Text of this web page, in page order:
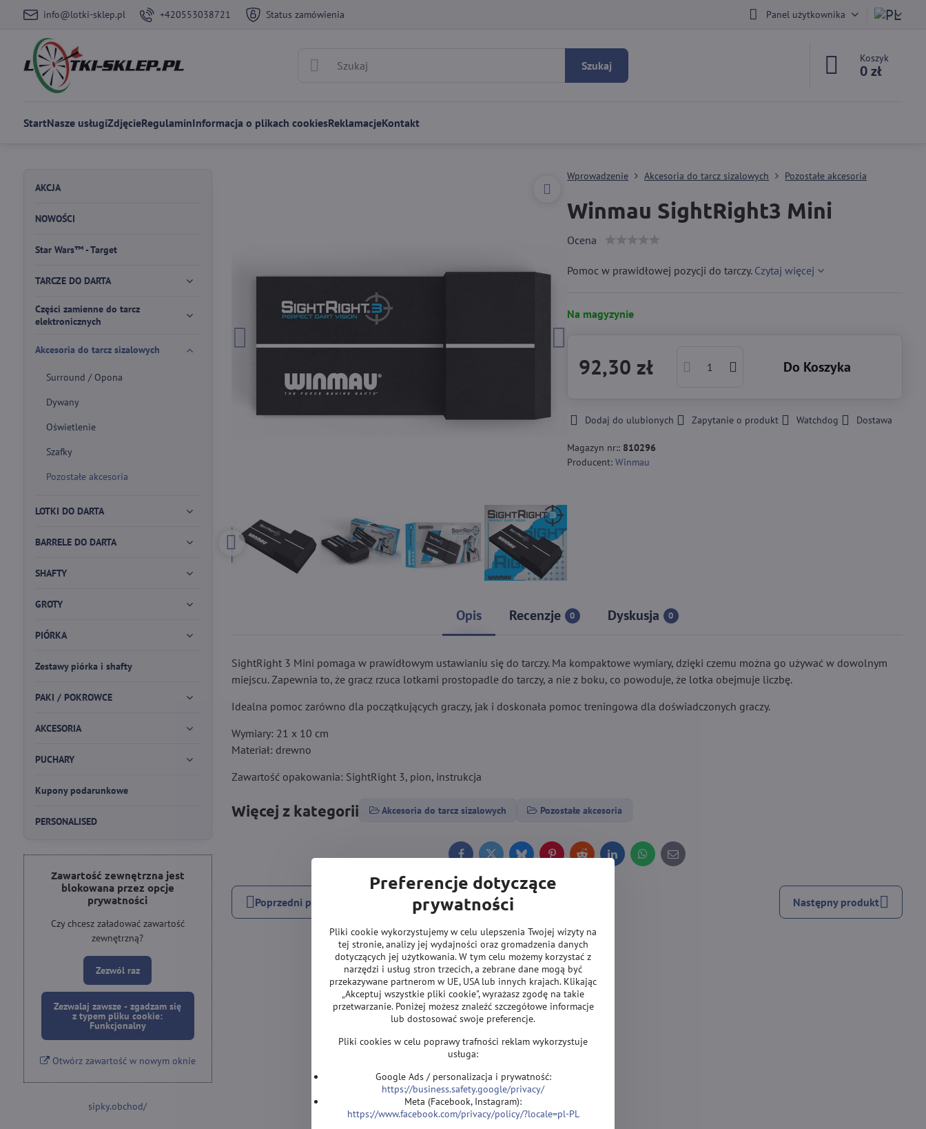
info@lotki-sklep.pl +420553038721 Status zamówienia Panel użytkownika
Szukaj
Koszyk
0 zł
StartNasze usługiZdjęcieRegulaminInformacja o plikach cookiesReklamacjeKontakt
Wprowadzenie Akcesoria do tarcz sizalowych Pozostałe akcesoria
Winmau SightRight3 Mini
Ocena
Pomoc w prawidłowej pozycji do tarczy. Czytaj więcej
Na magyzynie
92,30 zł Do Koszyka
Dodaj do ulubionych Zapytanie o produkt Watchdog Dostawa
Magazyn nr:: 810296
Producent:Winmau
Opis Recenzje 0 Dyskusja 0
SightRight 3 Mini pomaga w prawidłowym ustawianiu się do tarczy. Ma kompaktowe wymiary, dzięki czemu można go używać w dowolnym
miejscu. Zapewnia to, że gracz rzuca lotkami prostopadle do tarczy, a nie z boku, co powoduje, że lotka obejmuje liczbę.
Idealna pomoc zarówno dla początkujących graczy, jak i doskonała pomoc treningowa dla doświadczonych graczy.
Wymiary: 21 x 10 cm
Materiał: drewno
Zawartość opakowania: SightRight 3, pion, instrukcja
Więcej z kategorii Akcesoria do tarcz sizalowych Pozostałe akcesoria
FacebookTwitterBlueskyPinterestRedditLinkedInWhatsApp
E-
mail
Poprzedni produkt Następny produkt
AKCJA
NOWOŚCI
Star Wars™ - Target
TARCZE DO DARTA
Części zamienne do tarcz
elektronicznych
Akcesoria do tarcz sizalowych
Surround / Opona
Dywany
Oświetlenie
Szafky
Pozostałe akcesoria
LOTKI DO DARTA
BARRELE DO DARTA
SHAFTY
GROTY
PIÓRKA
Zestawy piórka i shafty
PAKI / POKROWCE
AKCESORIA
PUCHARY
Kupony podarunkowe
PERSONALISED
Zawartość zewnętrzna jest
blokowana przez opcje
prywatności
Czy chcesz załadować zawartość
zewnętrzną?
Zezwól raz
Zezwalaj zawsze - zgadzam się
z typem pliku cookie:
Funkcjonalny
Otwórz zawartość w nowym oknie
sipky.obchod/
Preferencje dotyczące
prywatności
Pliki cookie wykorzystujemy w celu ulepszenia Twojej wizyty na
tej stronie, analizy jej wydajności oraz gromadzenia danych
dotyczących jej użytkowania. W tym celu możemy korzystać z
narzędzi i usług stron trzecich, a zebrane dane mogą być
przekazywane partnerom w UE, USA lub innych krajach. Klikając
„Akceptuj wszystkie pliki cookie", wyrażasz zgodę na takie
przetwarzanie. Poniżej możesz znaleźć szczegółowe informacje
lub dostosować swoje preferencje.
Pliki cookies w celu poprawy trafności reklam wykorzystuje
usługa:
Google Ads / personalizacja i prywatność:
https://business.safety.google/privacy/
Meta (Facebook, Instagram):
https://www.facebook.com/privacy/policy/?locale=pl-PL